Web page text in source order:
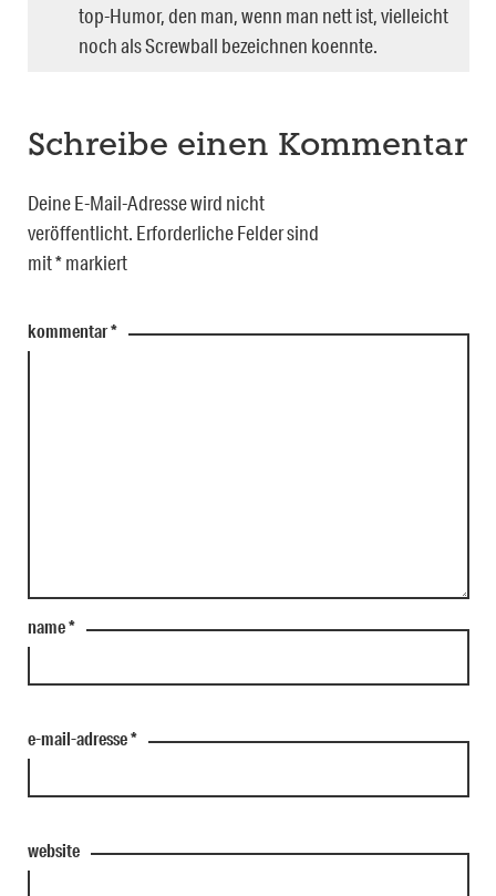
top-Humor, den man, wenn man nett ist, vielleicht
noch als Screwball bezeichnen koennte.
Schreibe einen Kommentar
Deine E-Mail-Adresse wird nicht
veröffentlicht. Erforderliche Felder sind
mit*markiert
kommentar*
name*
e-mail-adresse*
website